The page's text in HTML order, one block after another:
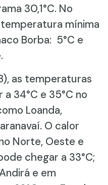
30,1°C. No
mínima
Borba: 5°C e
as temperaturas
34°C e 35°C no
Loanda,
O calor
Norte, Oeste e
chegar a 33°C;
e em